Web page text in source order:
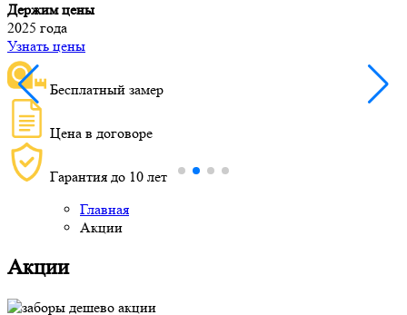
Держим цены
2025 года
Узнать цены
Бесплатный замер
Цена в договоре
Гарантия до 10 лет
Главная
Акции
Акции